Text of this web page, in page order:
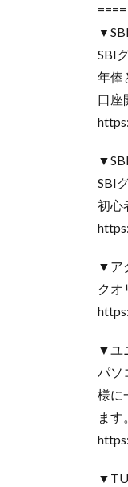
SBI
年俸
口座
SBI
初心
▼ア
クオ
▼ユ
パソ
様に
ます。